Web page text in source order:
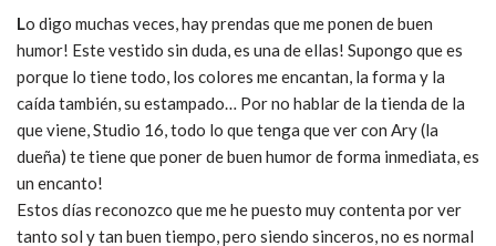
Lo digo muchas veces, hay prendas que me ponen de buen
humor! Este vestido sin duda, es una de ellas! Supongo que es
porque lo tiene todo, los colores me encantan, la forma y la
caída también, su estampado… Por no hablar de la tienda de la
que viene, Studio 16, todo lo que tenga que ver con Ary (la
dueña) te tiene que poner de buen humor de forma inmediata, es
un encanto!
Estos días reconozco que me he puesto muy contenta por ver
tanto sol y tan buen tiempo, pero siendo sinceros, no es normal